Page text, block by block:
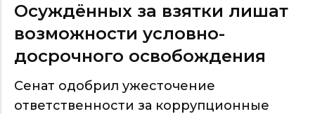
Осуждённых за взятки лишат
возможности условно-
досрочного освобождения
Сенат одобрил ужесточение
ответственности за коррупционные